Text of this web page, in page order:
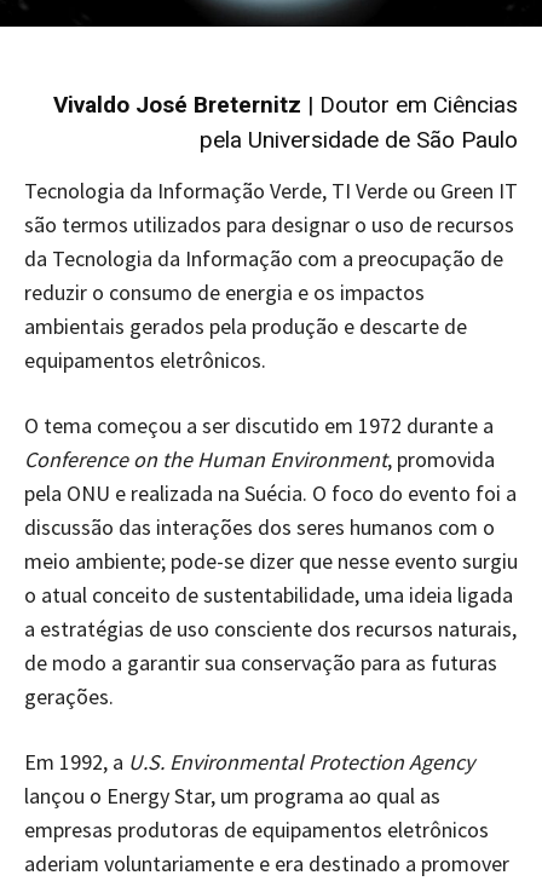
Vivaldo José Breternitz | Doutor em Ciências
pela Universidade de São Paulo
Tecnologia da Informação Verde, TI Verde ou Green IT
são termos utilizados para designar o uso de recursos
da Tecnologia da Informação com a preocupação de
reduzir o consumo de energia e os impactos
ambientais gerados pela produção e descarte de
equipamentos eletrônicos.
O tema começou a ser discutido em 1972 durante a
Conference on the Human Environment, promovida
pela ONU e realizada na Suécia. O foco do evento foi a
discussão das interações dos seres humanos com o
meio ambiente; pode-se dizer que nesse evento surgiu
o atual conceito de sustentabilidade, uma ideia ligada
a estratégias de uso consciente dos recursos naturais,
de modo a garantir sua conservação para as futuras
gerações.
Em 1992, a U.S. Environmental Protection Agency
lançou o Energy Star, um programa ao qual as
empresas produtoras de equipamentos eletrônicos
aderiam voluntariamente e era destinado a promover